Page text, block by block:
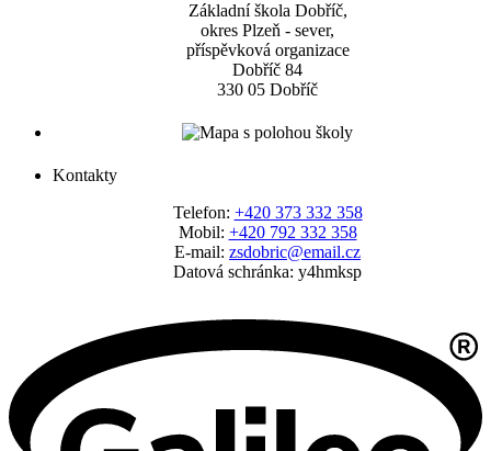
Základní škola Dobříč,
okres Plzeň - sever,
příspěvková organizace
Dobříč 84
330 05 Dobříč
Kontakty
Telefon: +420 373 332 358
Mobil: +420 792 332 358
E-mail: zsdobric@email.cz
Datová schránka: y4hmksp